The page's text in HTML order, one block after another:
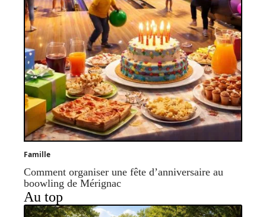
Famille
Comment organiser une fête d’anniversaire au
boowling de Mérignac
Au top